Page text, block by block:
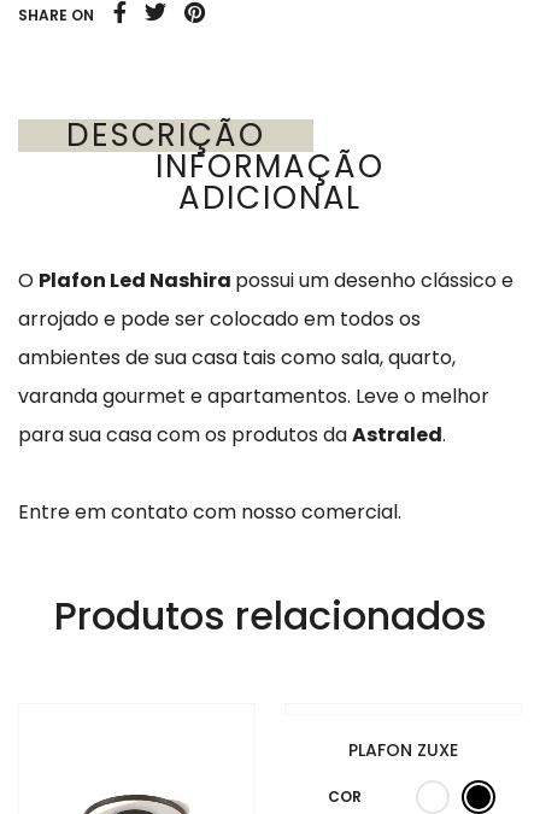
SHARE ON
DESCRIÇÃO
INFORMAÇÃO
ADICIONAL
O Plafon Led Nashira possui um desenho clássico e
arrojado e pode ser colocado em todos os
ambientes de sua casa tais como sala, quarto,
varanda gourmet e apartamentos. Leve o melhor
para sua casa com os produtos daAstraled.
Entre em contato com nosso comercial.
Produtos relacionados
PLAFON ZUXE
COR